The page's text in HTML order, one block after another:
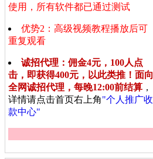
使用，所有软件都已通过测试
优势2：高级视频教程播放后可
重复观看
诚招代理：佣金4元，100人点
击，即获得400元，以此类推！面向
全网诚招代理，每晚12:00前结算 ，
详情请点击首页右上角"个人推广收
款中心"